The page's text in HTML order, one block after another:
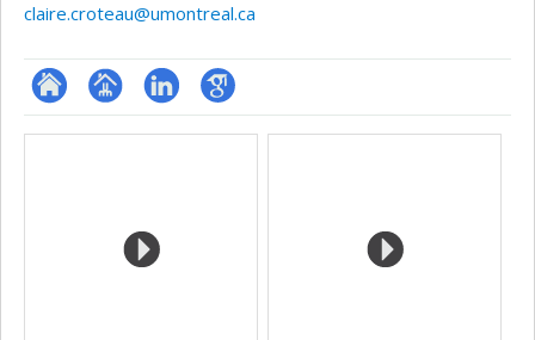
claire.croteau@umontreal.ca
ResearchGate
Page LinkedInGoogle
Media